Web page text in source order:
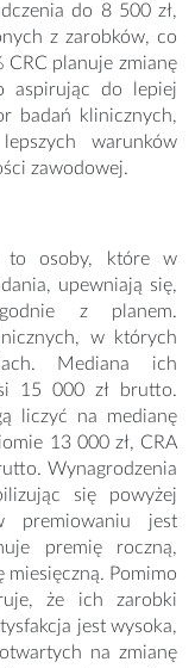
do 8 500 zł,
z zarobków, co
CRC planuje zmianę
aspirując do lepiej
badań klinicznych,
warunków
zawodowej.
to osoby, które w
upewniają się,
z planem.
w których
Mediana ich
15 000 zł brutto.
liczyć na medianę
13 000 zł, CRA
Wynagrodzenia
się powyżej
premiowaniu jest
premię roczną,
miesięczną. Pomimo
że ich zarobki
jest wysoka,
na zmianę